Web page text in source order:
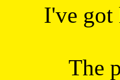
I've got
The